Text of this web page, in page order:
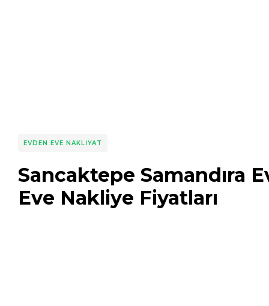
EVDEN EVE NAKLIYAT
Sancaktepe Samandıra
Eve Nakliye Fiyatları